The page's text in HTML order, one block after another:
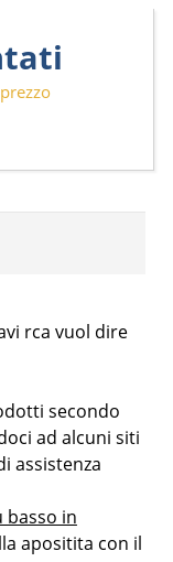
rca vuol dire
secondo
ad alcuni siti
assistenza
basso in
apositita con il